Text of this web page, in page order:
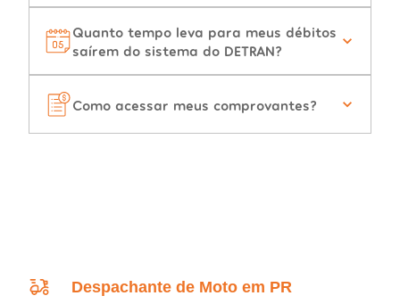
Quanto tempo leva para meus débitos
saírem do sistema do DETRAN?
Como acessar meus comprovantes?
Despachante de Moto em PR